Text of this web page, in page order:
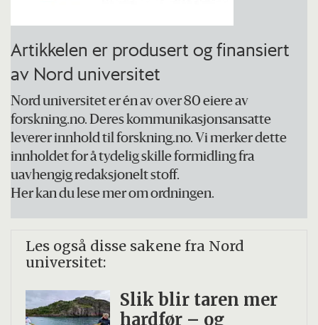
Nykommeren skilte seg fra opphavet
(encellete eller enkle trådformete rødalger)
ved en rekke karakteristiske egenskaper
som la grunnlaget for suksess.
De utviklet en cellevegg av spesielle
komplekse sukkerstoffer. Det ga ekstra god
beskyttelse og dessuten mulighet til å leve
De begynte å utnytte en bestemt
stoffgruppe – halogener – i metabolismen.
Det beskytter dem mot bakterier, UV-
Artikkelen er produsert og finansiert
av Nord universitet
Nord universitet er én av over 80 eiere av
forskning.no. Deres kommunikasjonsansatte
leverer innhold til forskning.no. Vi merker dette
innholdet for å tydelig skille formidling fra
uavhengig redaksjonelt stoff.
Her kan du lese mer om ordningen.
Les også disse sakene fra Nord
universitet:
Slik blir taren mer
hardfør – og